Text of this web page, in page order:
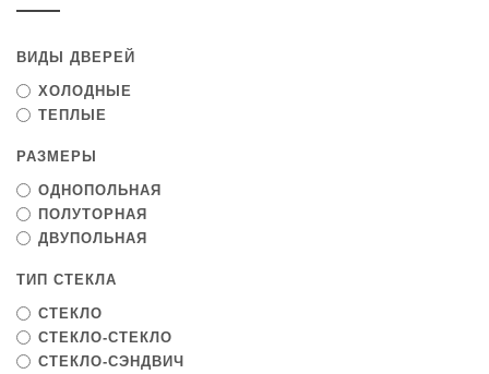
ВИДЫ ДВЕРЕЙ
ХОЛОДНЫЕ
ТЕПЛЫЕ
РАЗМЕРЫ
ОДНОПОЛЬНАЯ
ПОЛУТОРНАЯ
ДВУПОЛЬНАЯ
ТИП СТЕКЛА
СТЕКЛО
СТЕКЛО-СТЕКЛО
СТЕКЛО-СЭНДВИЧ